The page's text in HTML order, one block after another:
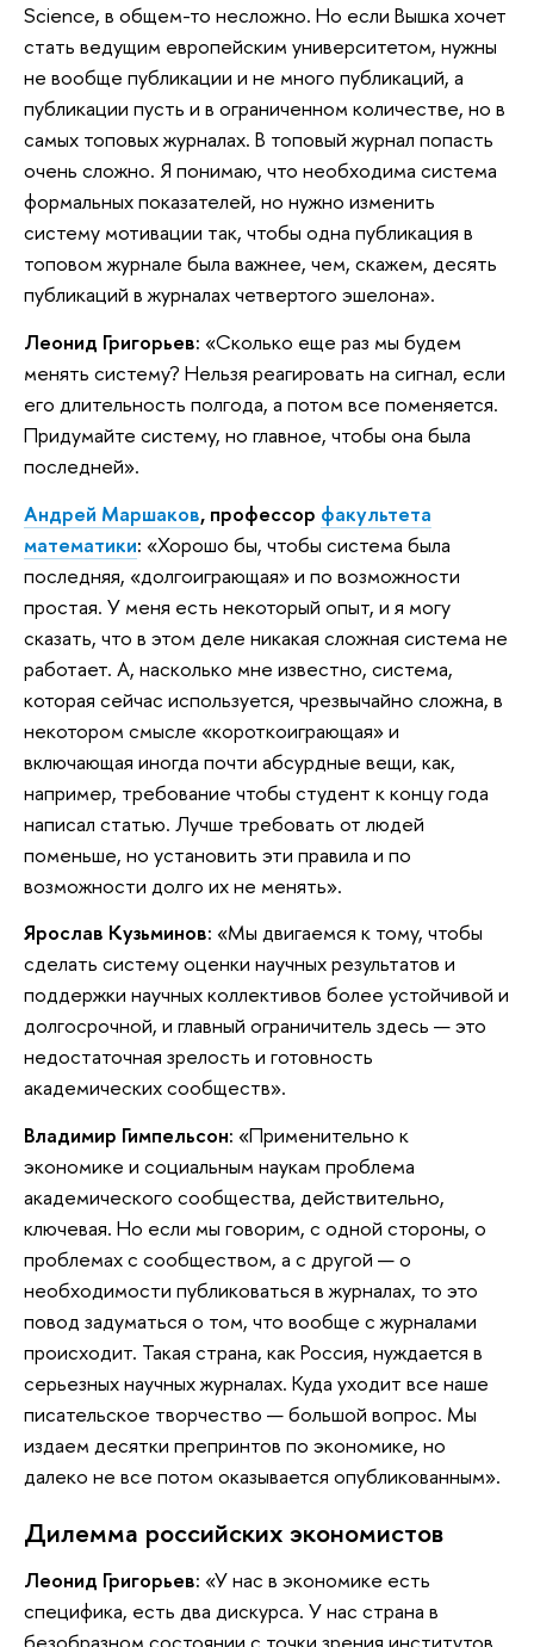
Science, в общем-то несложно. Но если Вышка хочет
стать ведущим европейским университетом, нужны
не вообще публикации и не много публикаций, а
публикации пусть и в ограниченном количестве, но в
самых топовых журналах. В топовый журнал попасть
очень сложно. Я понимаю, что необходима система
формальных показателей, но нужно изменить
систему мотивации так, чтобы одна публикация в
топовом журнале была важнее, чем, скажем, десять
публикаций в журналах четвертого эшелона».
Леонид Григорьев: «Сколько еще раз мы будем
менять систему? Нельзя реагировать на сигнал, если
его длительность полгода, а потом все поменяется.
Придумайте систему, но главное, чтобы она была
последней».
Андрей Маршаков, профессор факультета
математики: «Хорошо бы, чтобы система была
последняя, «долгоиграющая» и по возможности
простая. У меня есть некоторый опыт, и я могу
сказать, что в этом деле никакая сложная система не
работает. А, насколько мне известно, система,
которая сейчас используется, чрезвычайно сложна, в
некотором смысле «короткоиграющая» и
включающая иногда почти абсурдные вещи, как,
например, требование чтобы студент к концу года
написал статью. Лучше требовать от людей
поменьше, но установить эти правила и по
возможности долго их не менять».
Ярослав Кузьминов: «Мы двигаемся к тому, чтобы
сделать систему оценки научных результатов и
поддержки научных коллективов более устойчивой и
долгосрочной, и главный ограничитель здесь — это
недостаточная зрелость и готовность
академических сообществ».
Владимир Гимпельсон: «Применительно к
экономике и социальным наукам проблема
академического сообщества, действительно,
ключевая. Но если мы говорим, с одной стороны, о
проблемах с сообществом, а с другой — о
необходимости публиковаться в журналах, то это
повод задуматься о том, что вообще с журналами
происходит. Такая страна, как Россия, нуждается в
серьезных научных журналах. Куда уходит все наше
писательское творчество — большой вопрос. Мы
издаем десятки препринтов по экономике, но
далеко не все потом оказывается опубликованным».
Дилемма российских экономистов
Леонид Григорьев: «У нас в экономике есть
специфика, есть два дискурса. У нас страна в